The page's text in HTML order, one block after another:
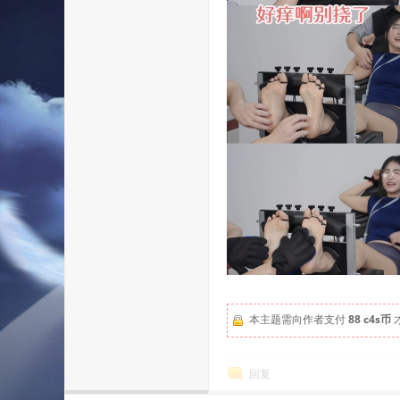
本主题需向作者支付88 c4s币
回复